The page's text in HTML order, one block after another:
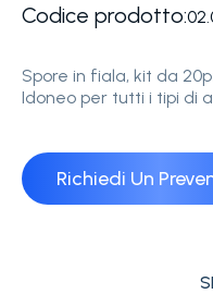
Codice prodotto:
Spore in fiala, kit da
Idoneo per tutti i tipi di
Richiedi Un